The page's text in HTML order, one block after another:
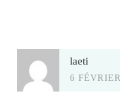
laeti
6